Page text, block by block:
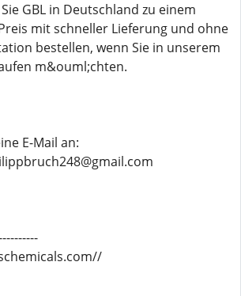
GBL in Deutschland zu einem
mit schneller Lieferung und ohne
bestellen, wenn Sie in unserem
m&ouml;chten.
E-Mail an: